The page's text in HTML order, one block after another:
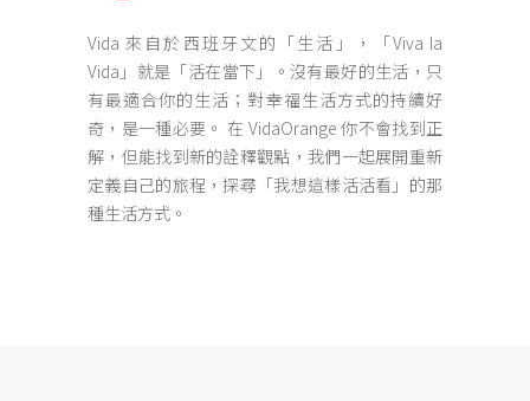
Vida 來自於西班牙文的「生活」，「Viva la
Vida」就是「活在當下」。沒有最好的生活，只
有最適合你的生活；對幸福生活方式的持續好
奇，是一種必要。 在 VidaOrange 你不會找到正
解，但能找到新的詮釋觀點，我們一起展開重新
定義自己的旅程，探尋「我想這樣活活看」的那
種生活方式。